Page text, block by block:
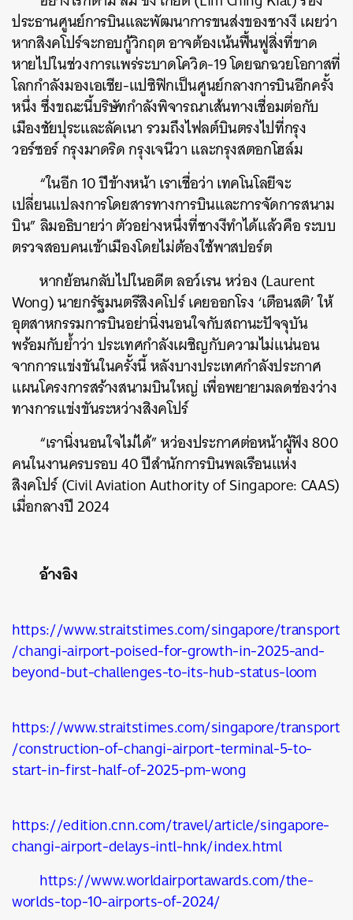
ประธานศูนย์การบินและพัฒนาการขนส่งของชางงี เผยว่า
หากสิงคโปร์จะกอบกู้วิกฤต อาจต้องเน้นฟื้นฟูสิ่งที่ขาด
หายไปในช่วงการแพร่ระบาดโควิด-19 โดยฉกฉวยโอกาสที่
โลกกำลังมองเอเชีย-แปซิฟิกเป็นศูนย์กลางการบินอีกครั้ง
หนึ่ง ซึ่งขณะนี้บริษัทกำลังพิจารณาเส้นทางเชื่อมต่อกับ
เมืองชัยปุระและลัคเนา รวมถึงไฟลต์บินตรงไปที่กรุง
วอร์ซอร์ กรุงมาดริด กรุงเจนีวา และกรุงสตอกโฮล์ม
“ในอีก 10 ปีข้างหน้า เราเชื่อว่า เทคโนโลยีจะ
เปลี่ยนแปลงการโดยสารทางการบินและการจัดการสนาม
บิน” ลิมอธิบายว่า ตัวอย่างหนึ่งที่ชางงีทำได้แล้วคือ ระบบ
ตรวจสอบคนเข้าเมืองโดยไม่ต้องใช้พาสปอร์ต
หากย้อนกลับไปในอดีต ลอว์เรน หว่อง (Laurent
Wong) นายกรัฐมนตรีสิงคโปร์ เคยออกโรง ‘เตือนสติ’ ให้
อุตสาหกรรมการบินอย่านิ่งนอนใจกับสถานะปัจจุบัน
พร้อมกับย้ำว่า ประเทศกำลังเผชิญกับความไม่แน่นอน
จากการแข่งขันในครั้งนี้ หลังบางประเทศกำลังประกาศ
แผนโครงการสร้างสนามบินใหญ่ เพื่อพยายามลดช่องว่าง
ทางการแข่งขันระหว่างสิงคโปร์
“เรานิ่งนอนใจไม่ได้” หว่องประกาศต่อหน้าผู้ฟัง 800
คนในงานครบรอบ 40 ปีสำนักการบินพลเรือนแห่ง
สิงคโปร์ (Civil Aviation Authority of Singapore: CAAS)
เมื่อกลางปี 2024
อ้างอิง
https://www.straitstimes.com/singapore/transport
/changi-airport-poised-for-growth-in-2025-and-
beyond-but-challenges-to-its-hub-status-loom
https://www.straitstimes.com/singapore/transport
/construction-of-changi-airport-terminal-5-to-
start-in-first-half-of-2025-pm-wong
https://edition.cnn.com/travel/article/singapore-
changi-airport-delays-intl-hnk/index.html
https://www.worldairportawards.com/the-
worlds-top-10-airports-of-2024/
ค้นหา
SHARE TWEET LINE EMAIL